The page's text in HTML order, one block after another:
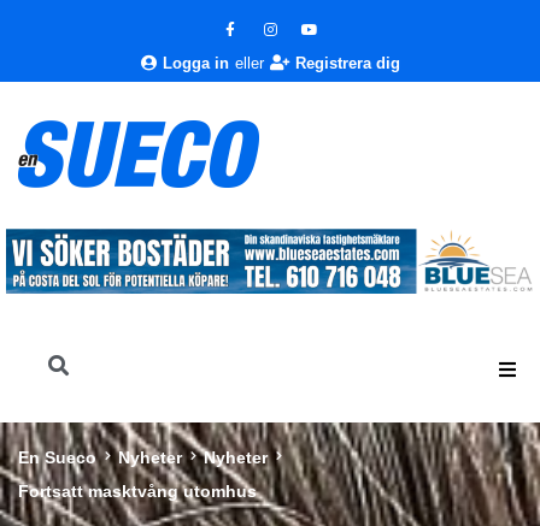
Logga in eller Registrera dig
En Sueco Nyheter
Nyheter
Fortsatt masktvång utomhus